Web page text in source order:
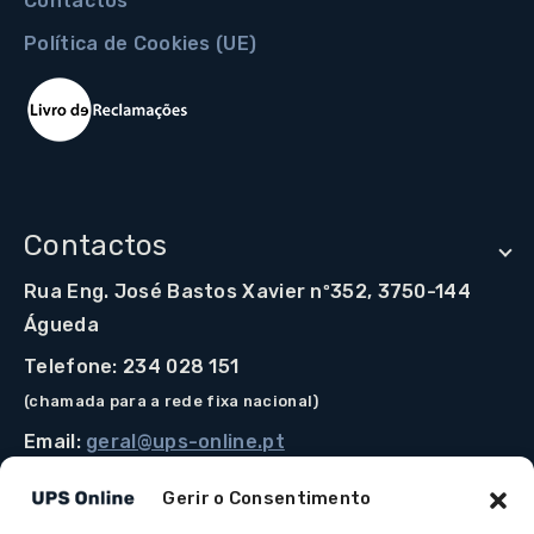
Gerir o Consentimento
Política de Cookies (UE)
Contactos
Rua Eng. José Bastos Xavier nº352, 3750-144
Águeda
Telefone: 234 028 151
(chamada para a rede fixa nacional)
Email: geral@ups-online.pt